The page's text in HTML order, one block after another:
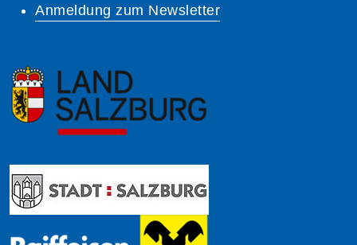
Anmeldung zum Newsletter